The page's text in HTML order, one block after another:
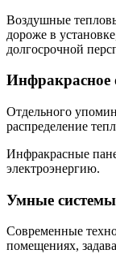
Воздушные
дороже в
долгосрочной
Инфракрасное
Отдельного
распределение
Инфракрасные
электроэнергию.
Умные
Современные
помещениях,